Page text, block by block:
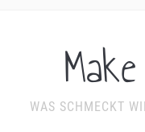
WAS SCHMECKT